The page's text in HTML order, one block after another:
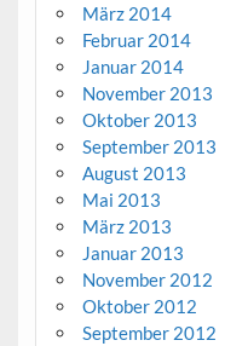
März 2014
Februar 2014
Januar 2014
November 2013
Oktober 2013
September 2013
August 2013
Mai 2013
März 2013
Januar 2013
November 2012
Oktober 2012
September 2012